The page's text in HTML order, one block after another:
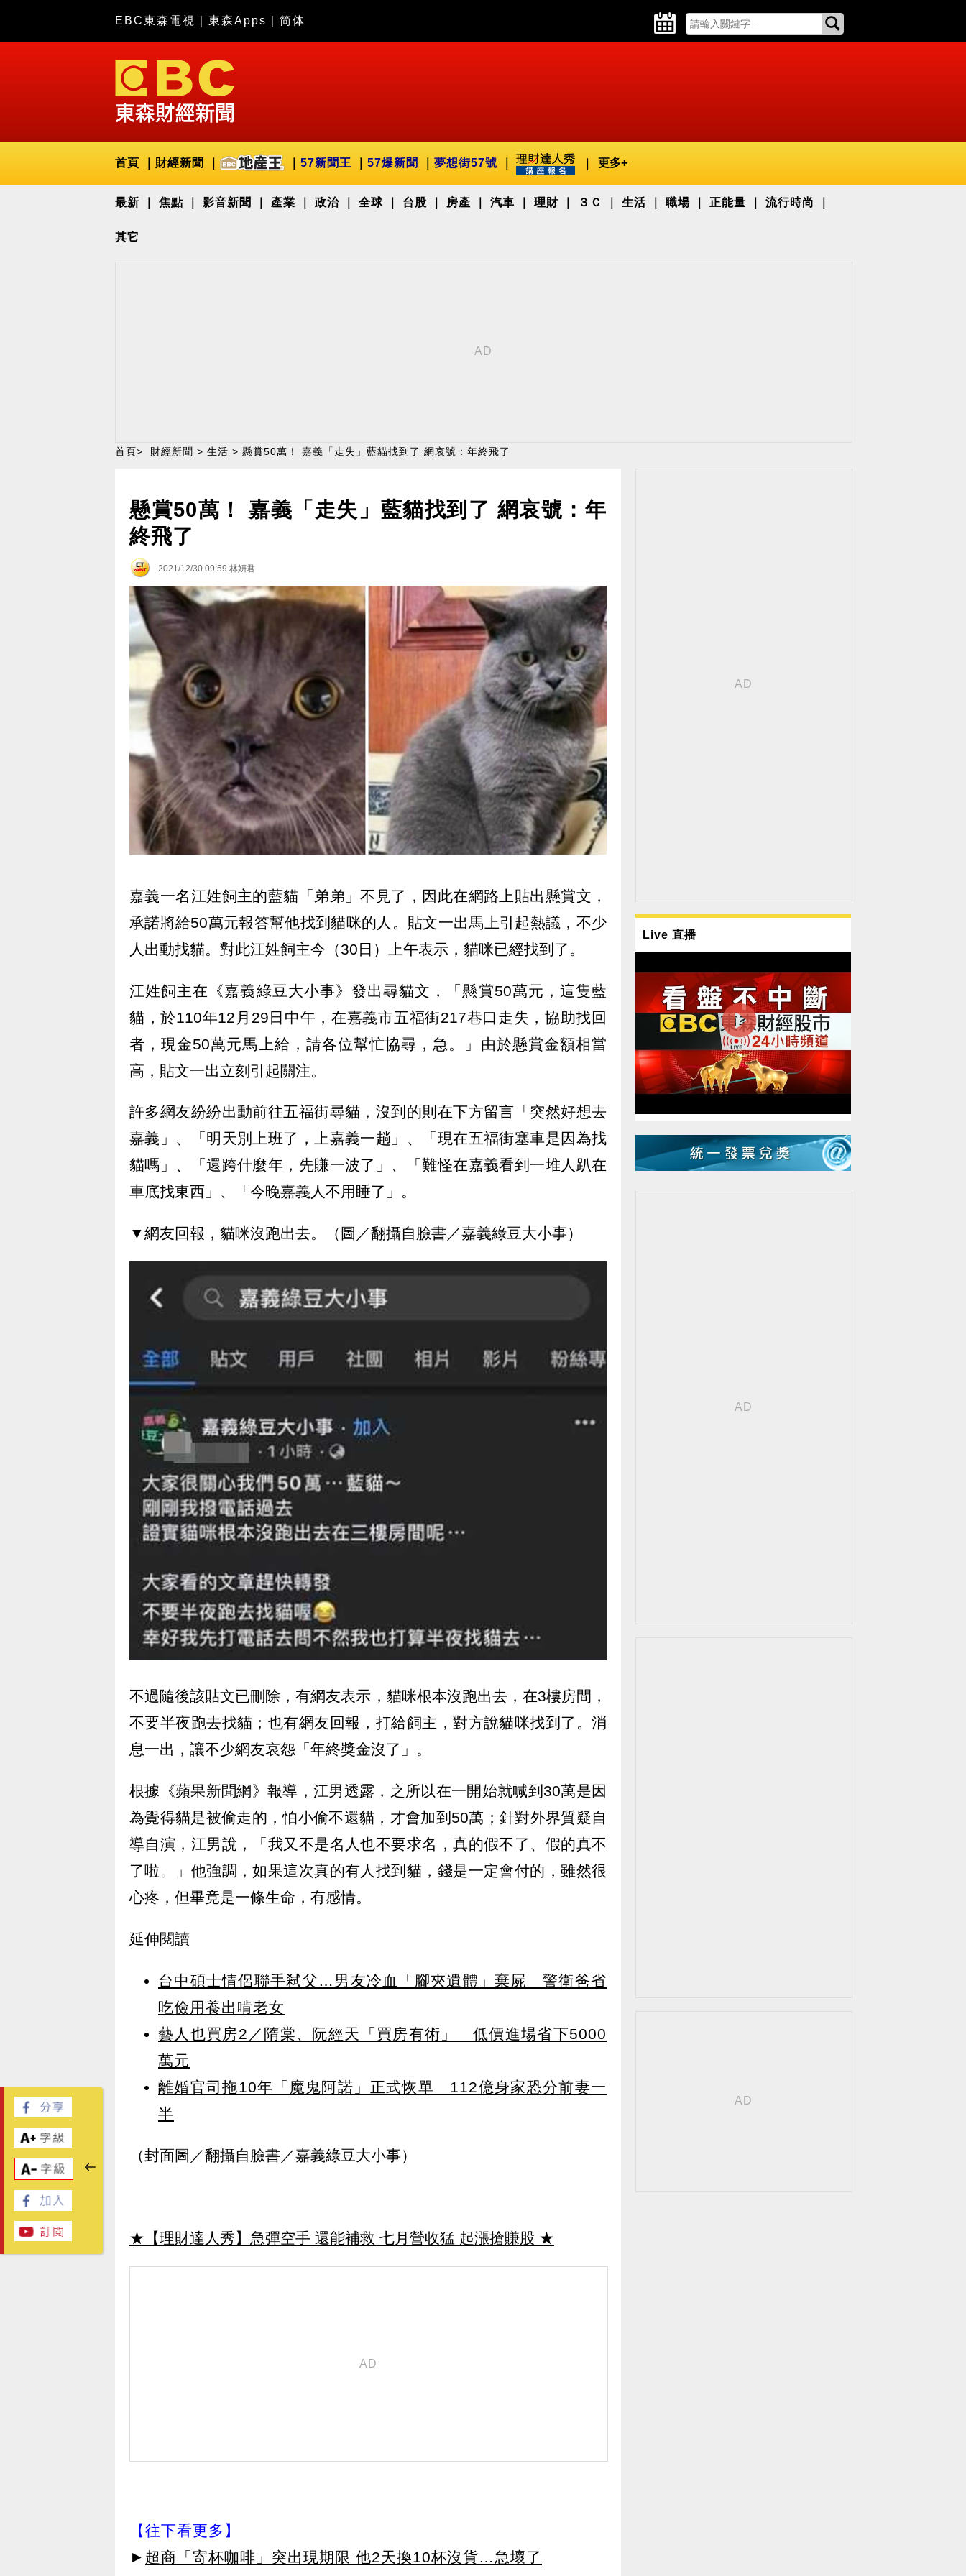
EBC東森電視 東森Apps 简体
首頁 財經新聞 57新聞王 57爆新聞 夢想街57號 更多+
最新 焦點 影音新聞 產業 政治 全球 台股 房產 汽車 理財 ３Ｃ 生活 職場 正能量 流行時尚
其它
首頁> 財經新聞 > 生活 > 懸賞50萬！ 嘉義「走失」藍貓找到了 網哀號：年終飛了
懸賞50萬！ 嘉義「走失」藍貓找到了 網哀號：年
終飛了
2021/12/30 09:59 林姸君
嘉義一名江姓飼主的藍貓「弟弟」不見了，因此在網路上貼出懸賞文，
承諾將給50萬元報答幫他找到貓咪的人。貼文一出馬上引起熱議，不少
人出動找貓。對此江姓飼主今（30日）上午表示，貓咪已經找到了。
江姓飼主在《嘉義綠豆大小事》發出尋貓文，「懸賞50萬元，這隻藍
貓，於110年12月29日中午，在嘉義市五福街217巷口走失，協助找回
者，現金50萬元馬上給，請各位幫忙協尋，急。」由於懸賞金額相當
高，貼文一出立刻引起關注。
許多網友紛紛出動前往五福街尋貓，沒到的則在下方留言「突然好想去
嘉義」、「明天別上班了，上嘉義一趟」、「現在五福街塞車是因為找
貓嗎」、「還跨什麼年，先賺一波了」、「難怪在嘉義看到一堆人趴在
車底找東西」、「今晚嘉義人不用睡了」。
▼網友回報，貓咪沒跑出去。（圖／翻攝自臉書／嘉義綠豆大小事）
不過隨後該貼文已刪除，有網友表示，貓咪根本沒跑出去，在3樓房間，
不要半夜跑去找貓；也有網友回報，打給飼主，對方說貓咪找到了。消
息一出，讓不少網友哀怨「年終獎金沒了」。
根據《蘋果新聞網》報導，江男透露，之所以在一開始就喊到30萬是因
為覺得貓是被偷走的，怕小偷不還貓，才會加到50萬；針對外界質疑自
導自演，江男說，「我又不是名人也不要求名，真的假不了、假的真不
了啦。」他強調，如果這次真的有人找到貓，錢是一定會付的，雖然很
心疼，但畢竟是一條生命，有感情。
延伸閱讀
台中碩士情侶聯手弒父…男友冷血「腳夾遺體」棄屍 警衛爸省
吃儉用養出啃老女
藝人也買房2／隋棠、阮經天「買房有術」 低價進場省下5000
萬元
離婚官司拖10年「魔鬼阿諾」正式恢單 112億身家恐分前妻一
半
（封面圖／翻攝自臉書／嘉義綠豆大小事）
★【理財達人秀】急彈空手 還能補救 七月營收猛 起漲搶賺股 ★
【往下看更多】
► 超商「寄杯咖啡」突出現期限 他2天換10杯沒貨…急壞了
Live 直播